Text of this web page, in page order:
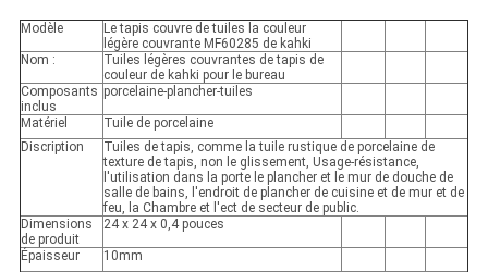
Modèle
Le tapis couvre de tuiles la couleur
légère couvrante MF60285 de kahki
Nom :
Tuiles légères couvrantes de tapis de
couleur de kahki pour le bureau
Composants
inclus
porcelaine-plancher-tuiles
Matériel
Tuile de porcelaine
Discription
Tuiles de tapis, comme la tuile rustique de porcelaine de
texture de tapis, non le glissement, Usage-résistance,
l'utilisation dans la porte le plancher et le mur de douche de
salle de bains, l'endroit de plancher de cuisine et de mur et de
feu, la Chambre et l'ect de secteur de public.
Dimensions
de produit
24 x 24 x 0,4 pouces
Épaisseur
10mm